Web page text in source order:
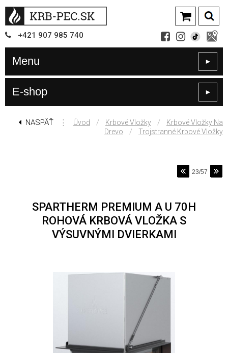
+421 907 985 740
Menu ►
E-shop ►
NASPÄŤ ⋮ Úvod / Krbové Vložky /
Krbové Vložky Na
Drevo
/ Trojstranné Krbové Vložky
23/57
SPARTHERM PREMIUM A U 70H
ROHOVÁ KRBOVÁ VLOŽKA S
VÝSUVNÝMI DVIERKAMI